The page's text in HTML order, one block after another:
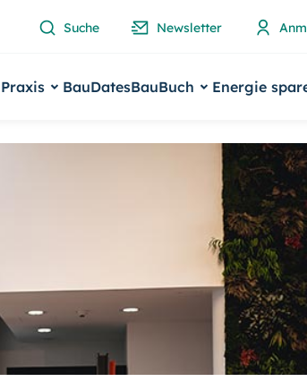
Suche Newsletter
Praxis BauDatesBauBuch Energie